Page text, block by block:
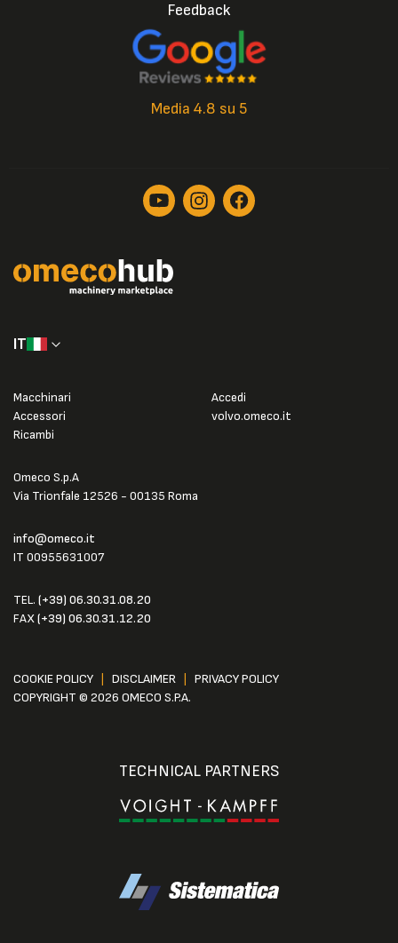
Feedback
Media 4.8 su 5
IT
Omeco S.p.A
Via Trionfale 12526 - 00135 Roma
info@omeco.it
IT 00955631007
TEL. (+39) 06.30.31.08.20
FAX(+39) 06.30.31.12.20
Macchinari
Accessori
Ricambi
Accedi
volvo.omeco.it
COOKIE POLICY DISCLAIMER
PRIVACY POLICY
COPYRIGHT © 2026 OMECO S.P.A.
TECHNICAL PARTNERS